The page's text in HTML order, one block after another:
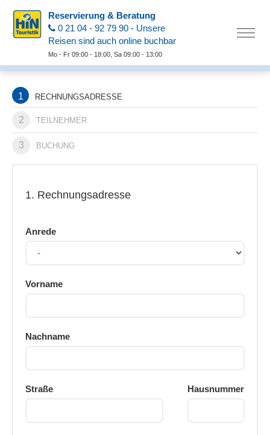
Reservierung & Beratung
0 21 04 - 92 79 90 - Unsere
Reisen sind auch online buchbar
Mo - Fr 09:00 - 18:00, Sa 09:00 - 13:00
1 RECHNUNGSADRESSE
2 TEILNEHMER
3 BUCHUNG
1. Rechnungsadresse
Anrede
Vorname
Nachname
Straße Hausnummer